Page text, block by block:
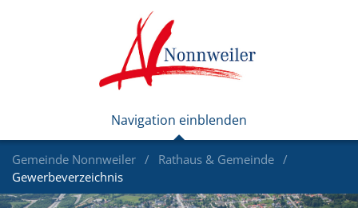
Gemeinde Nonnweiler
Rathaus & Gemeinde
Gewerbeverzeichnis